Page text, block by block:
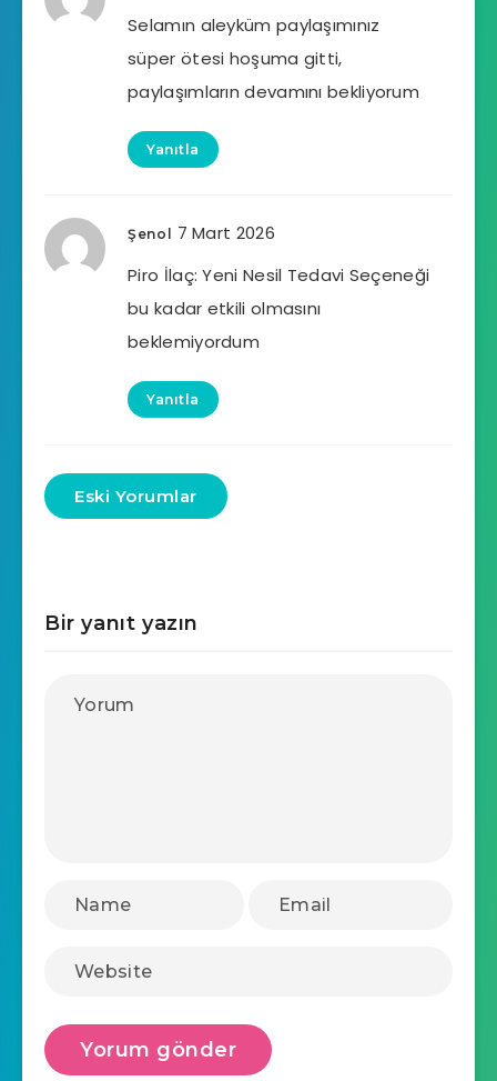
Selamın aleyküm paylaşımınız
süper ötesi hoşuma gitti,
paylaşımların devamını bekliyorum
Yanıtla
Şenol
7 Mart 2026
Piro İlaç: Yeni Nesil Tedavi Seçeneği
bu kadar etkili olmasını
beklemiyordum
Yanıtla
Eski Yorumlar
Bir yanıt yazın